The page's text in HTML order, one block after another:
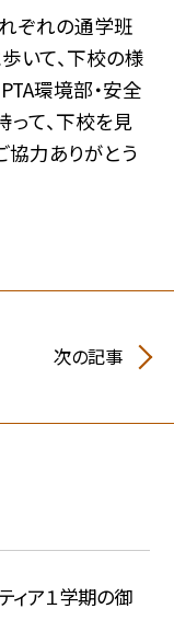
ぞれの通学班
いて、下校の様
環境部・安全
って、下校を見
協力ありがとう
次の記事
ィア１学期の御